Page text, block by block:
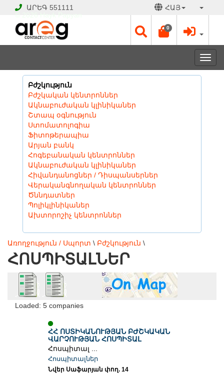
ԱՐԵԳ 551111 ՀԱՅ
0
Բժշկություն
Բժշկական կենտրոններ
Ակնաբուժական կլինիկաներ
Շտապ օգնություն
Ստոմատոլոգիա
Ֆիտոթերապիա
Արյան բանկ
Հոգեբանական կենտրոններ
Ակնաբուժական կլինիկաներ
Հիվանդանոցներ / Դիսպանսերներ
Վերականգնողական կենտրոններ
Ծննդատներ
Պոլիկլինիկաներ
Ախտորոշիչ կենտրոններ
Առողջություն / Սպորտ \ Բժշկություն \
ՀՈՍՊԻՏԱԼՆԵՐ
Loaded: 5 companies
ՀՀ ՈՍՏԻԿԱՆՈՒԹՅԱՆ ԲԺՇԿԱԿԱՆ
ՎԱՐՉՈՒԹՅԱՆ ՀՈՍՊԻՏԱԼ
Հոսպիտալ ...
Հոսպիտալներ
Նվեր Սաֆարյան փող. 14